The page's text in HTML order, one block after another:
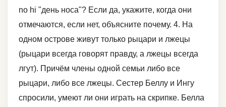
no hi "день носа"? Если да, укажите, когда они
отмечаются, если нет, объясните почему. 4. На
одном острове живут только рыцари и лжецы
(рыцари всегда говорят правду, а лжецы всегда
лгут). Причём члены одной семьи либо все
рыцари, либо все лжецы. Сестер Беллу и Ингу
спросили, умеют ли они играть на скрипке. Белла